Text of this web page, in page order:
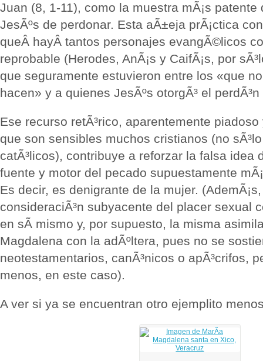
Juan (8, 1-11), como la muestra mÃ¡s
JesÃºs de perdonar. Esta aÃ±eja prÃ¡ctica
queÂ hayÂ tantos personajes evangÃ©licos
reprobable (Herodes, AnÃ¡s y CaifÃ¡s, por
que seguramente estuvieron entre los «que
hacen» y a quienes JesÃºs otorgÃ³ el
Ese recurso retÃ³rico, aparentemente
que son sensibles muchos cristianos (no
catÃ³licos), contribuye a reforzar la falsa idea
fuente y motor del pecado supuestamente
Es decir, es denigrante de la mujer.
consideraciÃ³n subyacente del placer sexual
en sÃ­ mismo y, por supuesto, la misma
Magdalena con la adÃºltera, pues no se
neotestamentarios, canÃ³nicos o apÃ³crifos,
menos, en este caso).
A ver si ya se encuentran otro ejemplito